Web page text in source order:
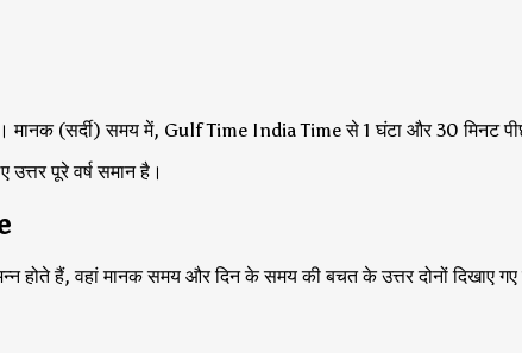
मानक (सर्दी) समय में, Gulf Time India Time से 1 घंटा और 30 मिनट
पूरे वर्ष समान है।
होते हैं, वहां मानक समय और दिन के समय की बचत के उत्तर दोनों दिखाए गए